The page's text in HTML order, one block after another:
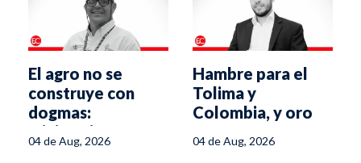
El agro no se
construye con
dogmas:
ministerio,
gremios e
04 de Aug, 2026
Hambre para el
Tolima y
Colombia, y oro
04 de Aug, 2026